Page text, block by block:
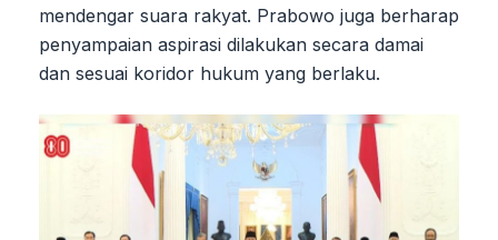
mendengar suara rakyat. Prabowo juga berharap
penyampaian aspirasi dilakukan secara damai
dan sesuai koridor hukum yang berlaku.